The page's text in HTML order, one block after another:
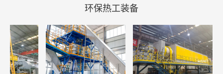
环保热工装备